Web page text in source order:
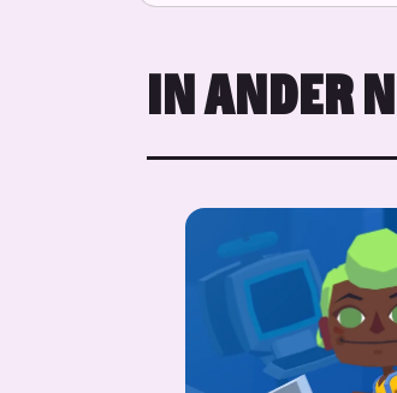
IN ANDER